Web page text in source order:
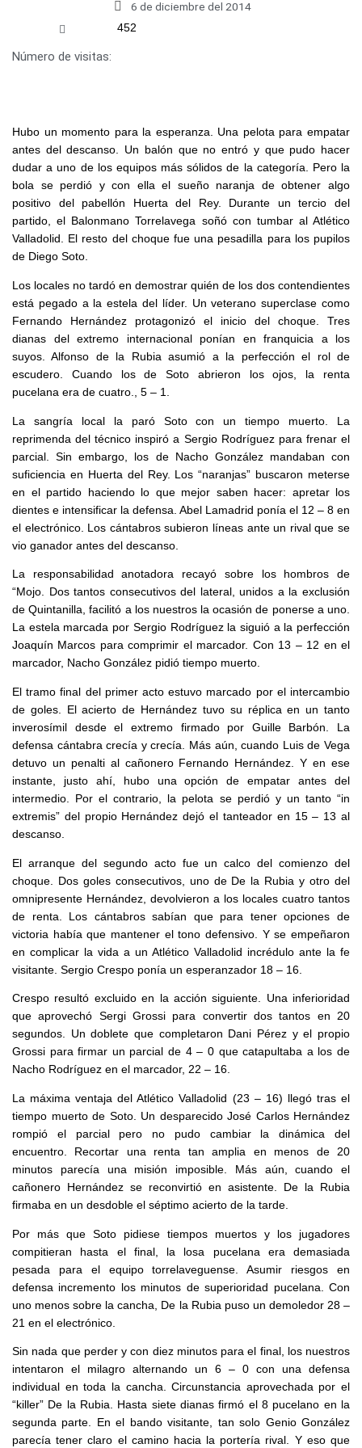
6 de diciembre del 2014
Número de visitas:
452
Hubo un momento para la esperanza. Una pelota para empatar
antes del descanso. Un balón que no entró y que pudo hacer
dudar a uno de los equipos más sólidos de la categoría. Pero la
bola se perdió y con ella el sueño naranja de obtener algo
positivo del pabellón Huerta del Rey. Durante un tercio del
partido, el Balonmano Torrelavega soñó con tumbar al Atlético
Valladolid. El resto del choque fue una pesadilla para los pupilos
de Diego Soto.
Los locales no tardó en demostrar quién de los dos contendientes
está pegado a la estela del líder. Un veterano superclase como
Fernando Hernández protagonizó el inicio del choque. Tres
dianas del extremo internacional ponían en franquicia a los
suyos. Alfonso de la Rubia asumió a la perfección el rol de
escudero. Cuando los de Soto abrieron los ojos, la renta
pucelana era de cuatro., 5 – 1.
La sangría local la paró Soto con un tiempo muerto. La
reprimenda del técnico inspiró a Sergio Rodríguez para frenar el
parcial. Sin embargo, los de Nacho González mandaban con
suficiencia en Huerta del Rey. Los “naranjas” buscaron meterse
en el partido haciendo lo que mejor saben hacer: apretar los
dientes e intensificar la defensa. Abel Lamadrid ponía el 12 – 8 en
el electrónico. Los cántabros subieron líneas ante un rival que se
vio ganador antes del descanso.
La responsabilidad anotadora recayó sobre los hombros de
“Mojo. Dos tantos consecutivos del lateral, unidos a la exclusión
de Quintanilla, facilitó a los nuestros la ocasión de ponerse a uno.
La estela marcada por Sergio Rodríguez la siguió a la perfección
Joaquín Marcos para comprimir el marcador. Con 13 – 12 en el
marcador, Nacho González pidió tiempo muerto.
El tramo final del primer acto estuvo marcado por el intercambio
de goles. El acierto de Hernández tuvo su réplica en un tanto
inverosímil desde el extremo firmado por Guille Barbón. La
defensa cántabra crecía y crecía. Más aún, cuando Luis de Vega
detuvo un penalti al cañonero Fernando Hernández. Y en ese
instante, justo ahí, hubo una opción de empatar antes del
intermedio. Por el contrario, la pelota se perdió y un tanto “in
extremis” del propio Hernández dejó el tanteador en 15 – 13 al
descanso.
El arranque del segundo acto fue un calco del comienzo del
choque. Dos goles consecutivos, uno de De la Rubia y otro del
omnipresente Hernández, devolvieron a los locales cuatro tantos
de renta. Los cántabros sabían que para tener opciones de
victoria había que mantener el tono defensivo. Y se empeñaron
en complicar la vida a un Atlético Valladolid incrédulo ante la fe
visitante. Sergio Crespo ponía un esperanzador 18 – 16.
Crespo resultó excluido en la acción siguiente. Una inferioridad
que aprovechó Sergi Grossi para convertir dos tantos en 20
segundos. Un doblete que completaron Dani Pérez y el propio
Grossi para firmar un parcial de 4 – 0 que catapultaba a los de
Nacho Rodríguez en el marcador, 22 – 16.
La máxima ventaja del Atlético Valladolid (23 – 16) llegó tras el
tiempo muerto de Soto. Un desparecido José Carlos Hernández
rompió el parcial pero no pudo cambiar la dinámica del
encuentro. Recortar una renta tan amplia en menos de 20
minutos parecía una misión imposible. Más aún, cuando el
cañonero Hernández se reconvirtió en asistente. De la Rubia
firmaba en un desdoble el séptimo acierto de la tarde.
Por más que Soto pidiese tiempos muertos y los jugadores
compitieran hasta el final, la losa pucelana era demasiada
pesada para el equipo torrelaveguense. Asumir riesgos en
defensa incremento los minutos de superioridad pucelana. Con
uno menos sobre la cancha, De la Rubia puso un demoledor 28 –
21 en el electrónico.
Sin nada que perder y con diez minutos para el final, los nuestros
intentaron el milagro alternando un 6 – 0 con una defensa
individual en toda la cancha. Circunstancia aprovechada por el
“killer” De la Rubia. Hasta siete dianas firmó el 8 pucelano en la
segunda parte. En el bando visitante, tan solo Genio González
parecía tener claro el camino hacia la portería rival. Y eso que